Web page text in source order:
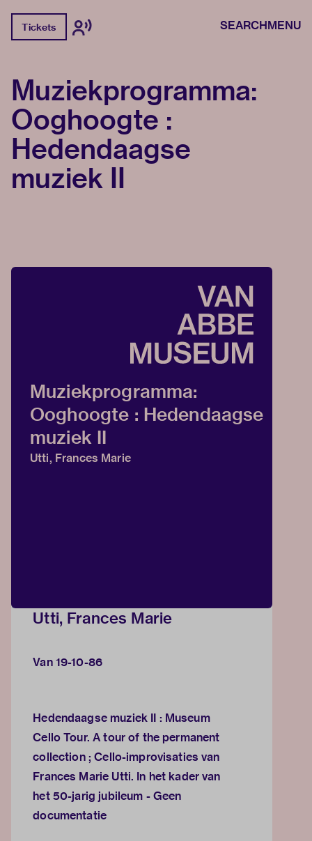
Tickets SEARCHMENU
Muziekprogramma:
Ooghoogte :
Hedendaagse
muziek II
Muziekprogramma:
Ooghoogte : Hedendaagse
muziek II
Utti, Frances Marie
Utti, Frances Marie
Van 19-10-86
Hedendaagse muziek II : Museum
Cello Tour. A tour of the permanent
collection ; Cello-improvisaties van
Frances Marie Utti. In het kader van
het 50-jarig jubileum - Geen
documentatie